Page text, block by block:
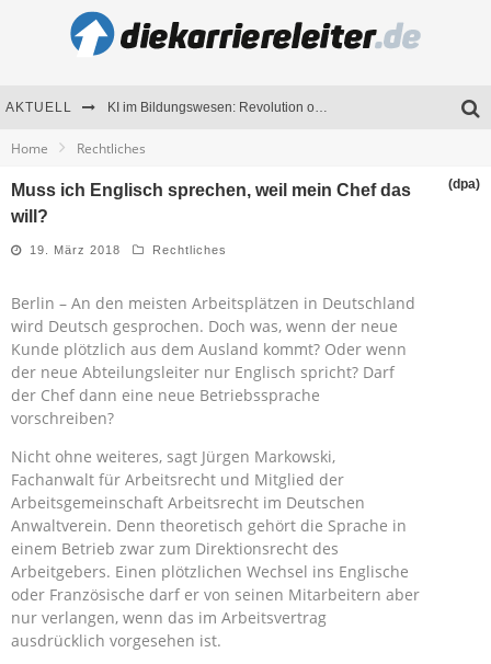
AKTUELL KI im Bildungswesen: Revolution oder Risiko für Schulen und Universitäten?
Seminare als Motivationsmotor – Wie Weiterbildung Mitarbeiter nachhaltig begeistert
Home Rechtliches
Muss ich Englisch sprechen, weil mein Chef das
will?
(dpa)
19. März 2018 Rechtliches
Berlin – An den meisten Arbeitsplätzen in Deutschland
wird Deutsch gesprochen. Doch was, wenn der neue
Kunde plötzlich aus dem Ausland kommt? Oder wenn
der neue Abteilungsleiter nur Englisch spricht? Darf
der Chef dann eine neue Betriebssprache
vorschreiben?
Nicht ohne weiteres, sagt Jürgen Markowski,
Fachanwalt für Arbeitsrecht und Mitglied der
Arbeitsgemeinschaft Arbeitsrecht im Deutschen
Anwaltverein. Denn theoretisch gehört die Sprache in
einem Betrieb zwar zum Direktionsrecht des
Arbeitgebers. Einen plötzlichen Wechsel ins Englische
oder Französische darf er von seinen Mitarbeitern aber
nur verlangen, wenn das im Arbeitsvertrag
ausdrücklich vorgesehen ist.